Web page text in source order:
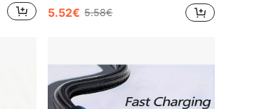
5.52€ 5.58€